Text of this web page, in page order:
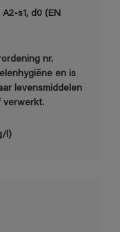
s1, d0 (EN
nr.
en is
levensmiddelen
verwerkt.
l)